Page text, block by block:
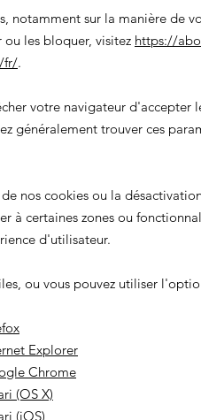
notamment sur la manière de
les bloquer, visitez https://
fr/.
votre navigateur d'accepter
généralement trouver ces
nos cookies ou la
à certaines zones ou
d'utilisateur.
ou vous pouvez utiliser
Explorer
Chrome
(OS X)
(iOS)